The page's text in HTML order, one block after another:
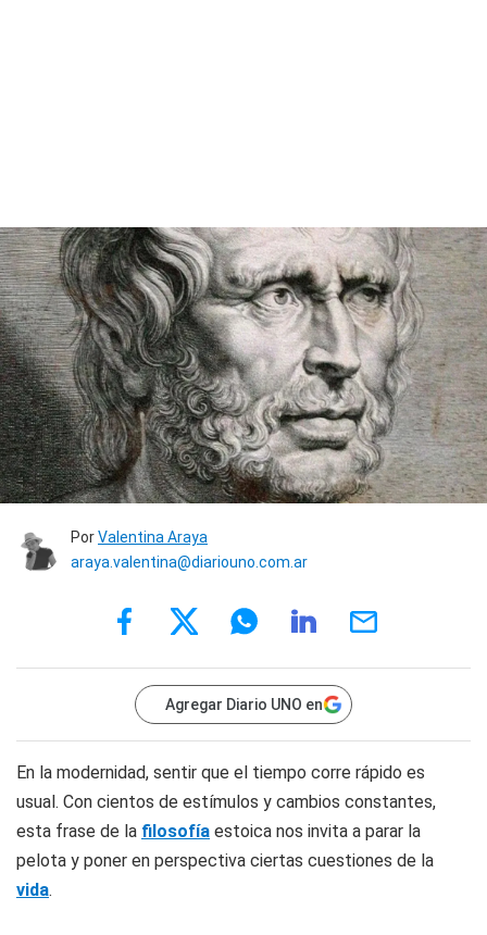
PorValentina Araya
araya.valentina@diariouno.com.ar
Agregar Diario UNO en
En la modernidad, sentir que el tiempo corre rápido es
usual. Con cientos de estímulos y cambios constantes,
esta frase de la filosofía estoica nos invita a parar la
pelota y poner en perspectiva ciertas cuestiones de la
vida.